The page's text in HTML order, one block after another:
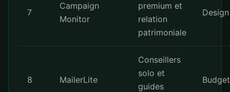
7
Campaign
Monitor
premium et
relation
patrimoniale
8 MailerLite
Conseillers
solo et
guides